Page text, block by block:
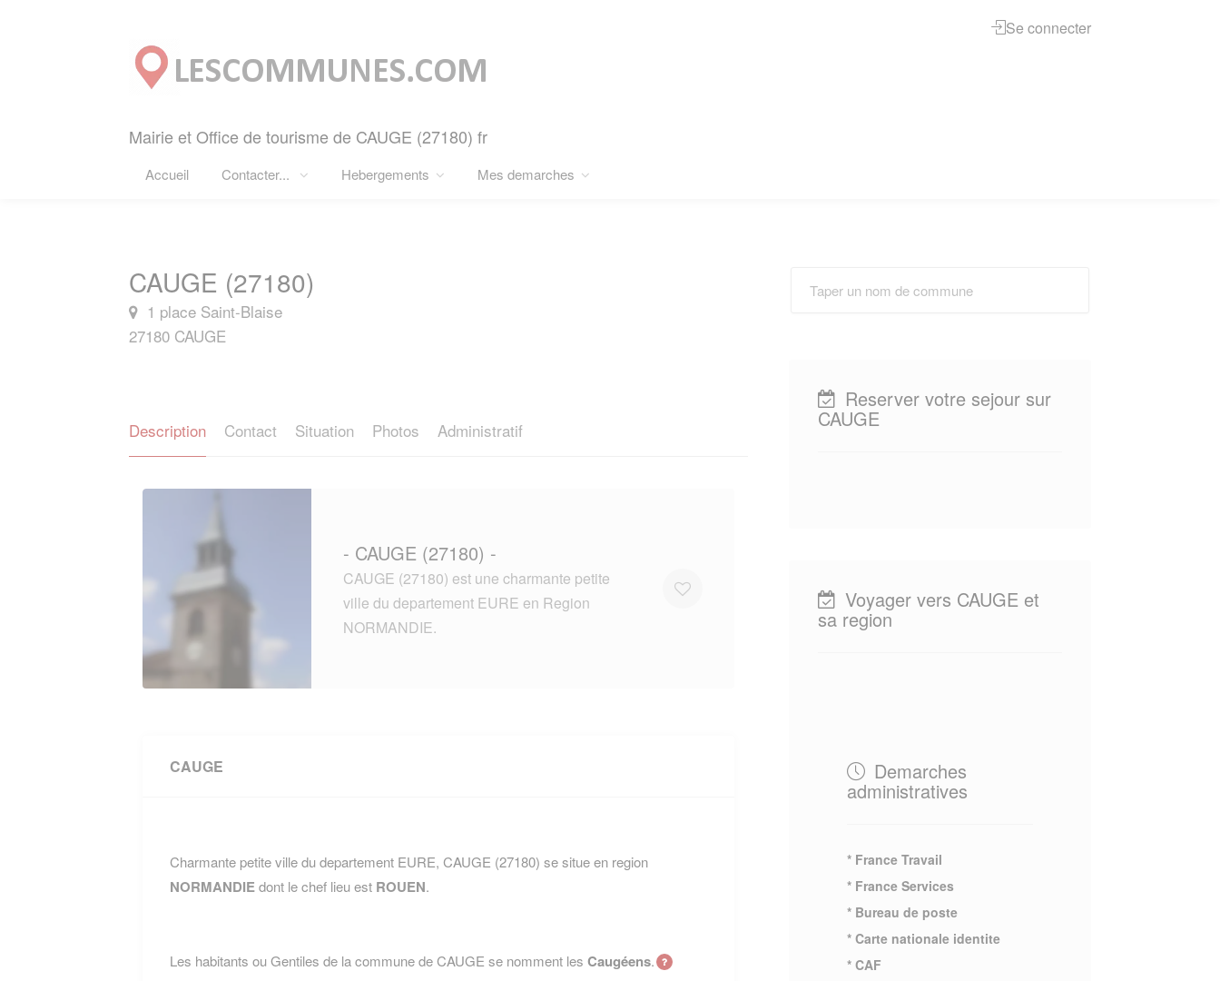
Mairie et Office de tourisme de CAUGE (27180) fr
Accueil Contacter... Hebergements Mes demarches
Se connecter
CAUGE (27180)
1 place Saint-Blaise
27180 CAUGE
Description Contact Situation Photos Administratif
- CAUGE (27180) -
CAUGE (27180) est une charmante petite
ville du departement EURE en Region
NORMANDIE.
CAUGE
Charmante petite ville du departement EURE, CAUGE (27180) se situe en region
NORMANDIEdont le chef lieu est ROUEN.
Les habitants ou Gentiles de la commune de CAUGE se nomment les Caugéens.
Reserver votre sejour sur
CAUGE
Voyager vers CAUGE et
sa region
Demarches
administratives
* France Travail
* France Services
* Bureau de poste
* Carte nationale identite
* CAF